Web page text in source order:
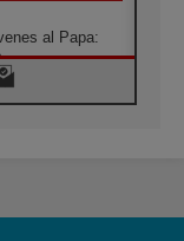
al Papa:
en Roma en